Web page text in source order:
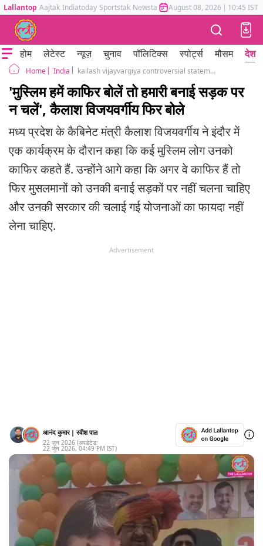
Lallantop Aajtak Indiatoday Sportstak Newstak Mumbai Tak Astrotak
August 08, 2026 | 10:45 IST
होम लेटेस्ट न्यूज़ चुनाव पॉलिटिक्स स्पोर्ट्स मौसम देश
Home India kailash vijayvargiya controversial statement on kafir muslim in indore
'मुस्लिम हमें काफिर बोलें तो हमारी बनाई सड़क पर
न चलें', कैलाश विजयवर्गीय फिर बोले
मध्य प्रदेश के कैबिनेट मंत्री कैलाश विजयवर्गीय ने इंदौर में
एक कार्यक्रम के दौरान कहा कि कई मुस्लिम लोग उनको
काफिर कहते हैं. उन्होंने आगे कहा कि अगर वे काफिर हैं तो
फिर मुसलमानों को उनकी बनाई सड़कों पर नहीं चलना चाहिए
और उनकी सरकार की चलाई गई योजनाओं का फायदा नहीं
लेना चाहिए.
Advertisement
आनंद कुमार | रवीश पाल
22 जून 2026 (अपडेटेड:
22 जून 2026, 04:49 PM IST)